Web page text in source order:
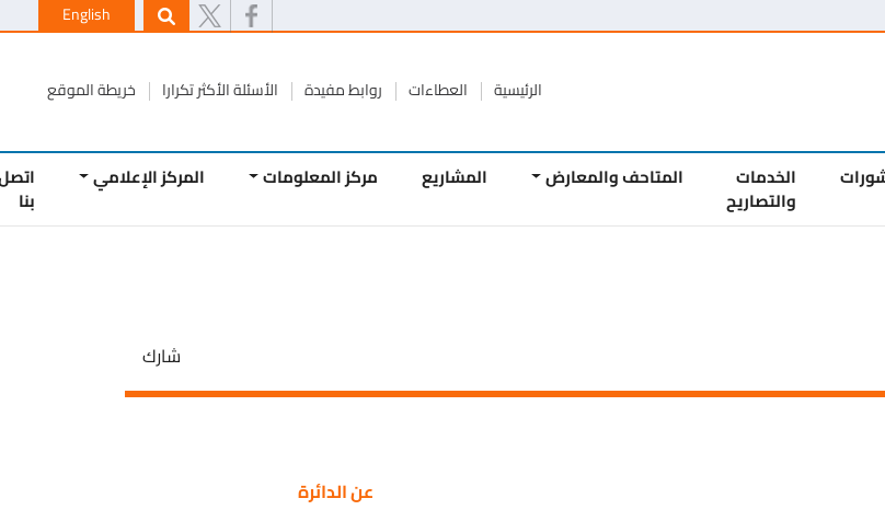
English
الرئيسية العطاءات روابط مفيدة الأسئلة الأكثر تكرارا خريطة الموقع
الخدمات
والتصاريح
المتاحف والمعارض المشاريع مركز المعلومات المركز الإعلامي اتصل
عن الدائرة